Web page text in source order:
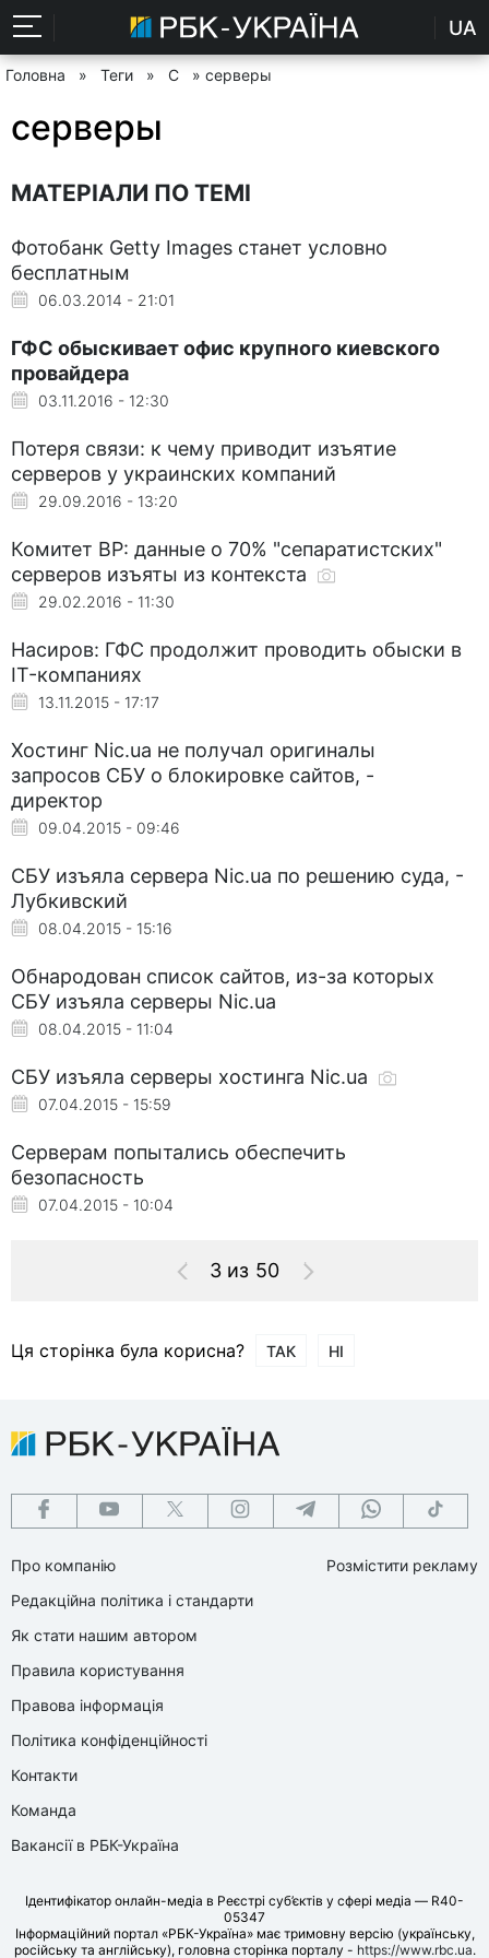
UA
Головна » Теги » С » серверы
серверы
МАТЕРІАЛИ ПО ТЕМІ
Фотобанк Getty Images станет условно
бесплатным
06.03.2014 - 21:01
ГФС обыскивает офис крупного киевского
провайдера
03.11.2016 - 12:30
Потеря связи: к чему приводит изъятие
серверов у украинских компаний
29.09.2016 - 13:20
Комитет ВР: данные о 70% "сепаратистских"
серверов изъяты из контекста
29.02.2016 - 11:30
Насиров: ГФС продолжит проводить обыски в
IT-компаниях
13.11.2015 - 17:17
Хостинг Nic.ua не получал оригиналы
запросов СБУ о блокировке сайтов, -
директор
09.04.2015 - 09:46
СБУ изъяла сервера Nic.ua по решению суда, -
Лубкивский
08.04.2015 - 15:16
Обнародован список сайтов, из-за которых
СБУ изъяла серверы Nic.ua
08.04.2015 - 11:04
СБУ изъяла серверы хостинга Nic.ua
07.04.2015 - 15:59
Серверам попытались обеспечить
безопасность
07.04.2015 - 10:04
3 из 50
Ця сторінка була корисна? ТАК НІ
Про компанію
Редакційна політика і стандарти
Як стати нашим автором
Правила користування
Правова інформація
Політика конфіденційності
Контакти
Команда
Вакансії в РБК-Україна
Розмістити рекламу
Ідентифікатор онлайн-медіа в Реєстрі суб’єктів у сфері медіа — R40-
05347
Інформаційний портал «РБК-Україна» має тримовну версію (українську,
російську та англійську), головна сторінка порталу - https://www.rbc.ua.